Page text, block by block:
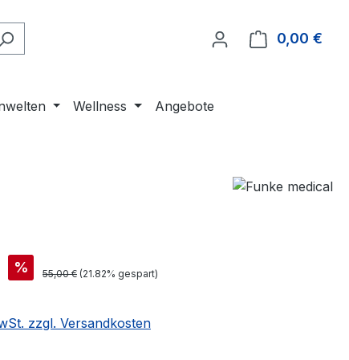
0,00 €
Wellness Angebote
% 55,00 € (21.82% gespart)
zzgl. Versandkosten